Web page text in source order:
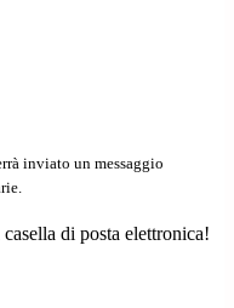
inviato un messaggio
di posta elettronica!